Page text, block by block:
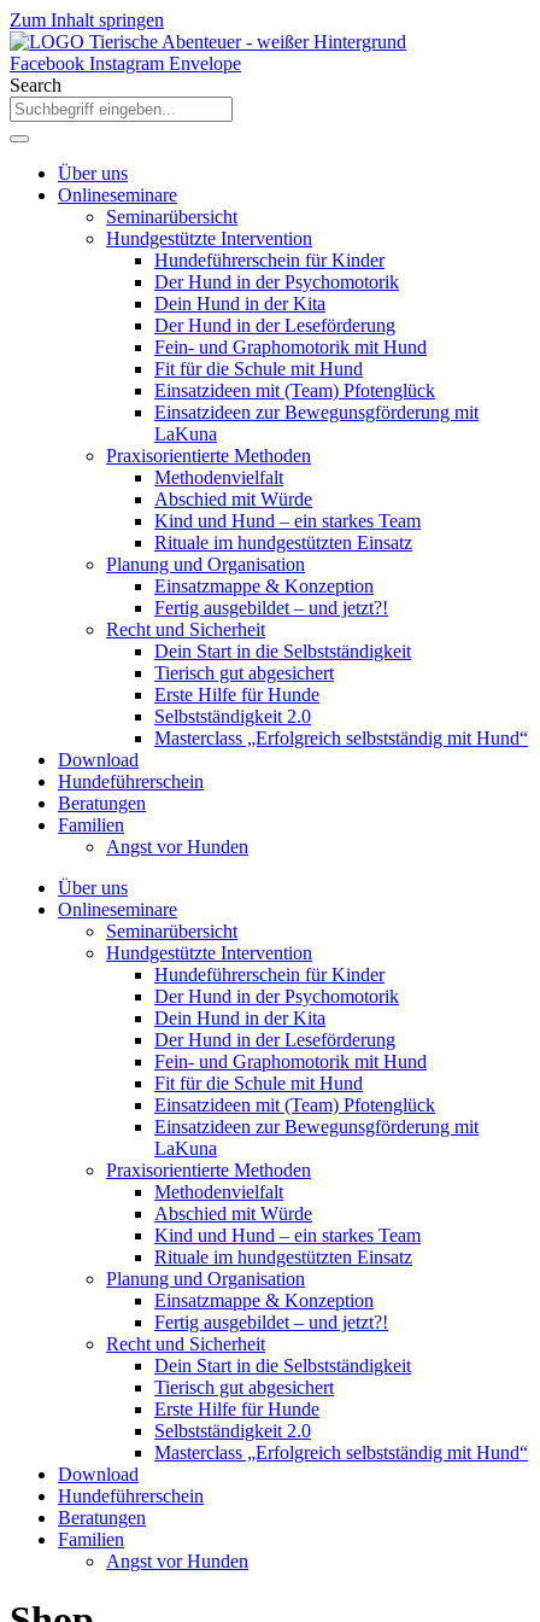
Zum Inhalt springen
Facebook Instagram Envelope
Search
Über uns
Onlineseminare
Seminarübersicht
Hundgestützte Intervention
Hundeführerschein für Kinder
Der Hund in der Psychomotorik
Dein Hund in der Kita
Der Hund in der Leseförderung
Fein- und Graphomotorik mit Hund
Fit für die Schule mit Hund
Einsatzideen mit (Team) Pfotenglück
Einsatzideen zur Bewegunsgförderung mit
LaKuna
Praxisorientierte Methoden
Methodenvielfalt
Abschied mit Würde
Kind und Hund – ein starkes Team
Rituale im hundgestützten Einsatz
Planung und Organisation
Einsatzmappe & Konzeption
Fertig ausgebildet – und jetzt?!
Recht und Sicherheit
Dein Start in die Selbstständigkeit
Tierisch gut abgesichert
Erste Hilfe für Hunde
Selbstständigkeit 2.0
Masterclass „Erfolgreich selbstständig mit Hund“
Download
Hundeführerschein
Beratungen
Familien
Angst vor Hunden
Über uns
Onlineseminare
Seminarübersicht
Hundgestützte Intervention
Hundeführerschein für Kinder
Der Hund in der Psychomotorik
Dein Hund in der Kita
Der Hund in der Leseförderung
Fein- und Graphomotorik mit Hund
Fit für die Schule mit Hund
Einsatzideen mit (Team) Pfotenglück
Einsatzideen zur Bewegunsgförderung mit
LaKuna
Praxisorientierte Methoden
Methodenvielfalt
Abschied mit Würde
Kind und Hund – ein starkes Team
Rituale im hundgestützten Einsatz
Planung und Organisation
Einsatzmappe & Konzeption
Fertig ausgebildet – und jetzt?!
Recht und Sicherheit
Dein Start in die Selbstständigkeit
Tierisch gut abgesichert
Erste Hilfe für Hunde
Selbstständigkeit 2.0
Masterclass „Erfolgreich selbstständig mit Hund“
Download
Hundeführerschein
Beratungen
Familien
Angst vor Hunden